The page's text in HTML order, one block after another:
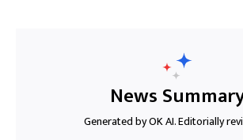
News
Generated by OK AI. Editorially